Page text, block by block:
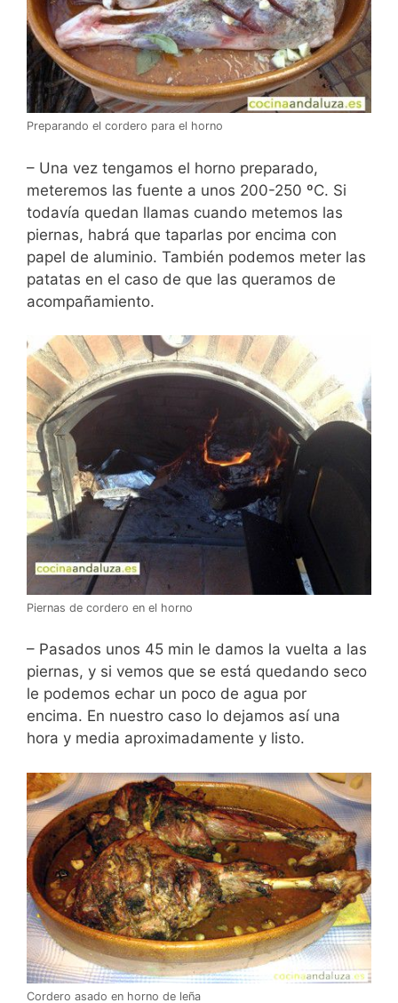
Preparando el cordero para el horno
– Una vez tengamos el horno preparado,
meteremos las fuente a unos 200-250 ºC. Si
todavía quedan llamas cuando metemos las
piernas, habrá que taparlas por encima con
papel de aluminio. También podemos meter las
patatas en el caso de que las queramos de
acompañamiento.
Piernas de cordero en el horno
– Pasados unos 45 min le damos la vuelta a las
piernas, y si vemos que se está quedando seco
le podemos echar un poco de agua por
encima. En nuestro caso lo dejamos así una
hora y media aproximadamente y listo.
Cordero asado en horno de leña